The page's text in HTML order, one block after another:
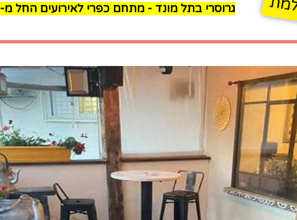
גרוסרי בתל מונד - מתחם כפרי לאירועים החל מ- 30 איש עד 75 איש. תפריט בשרי כשר במחירים נוחים.